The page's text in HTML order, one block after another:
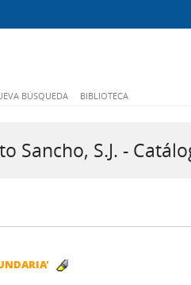
BÚSQUEDA BIBLIOTECA
Sancho, S.J. -